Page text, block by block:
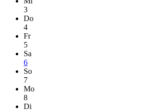
3
Do
4
Fr
5
Sa
6
So
7
Mo
8
Di